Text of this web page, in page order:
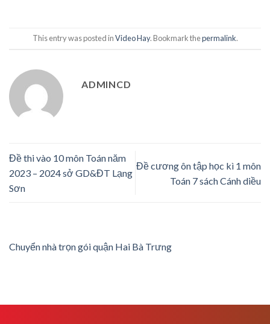
This entry was posted inVideo Hay. Bookmark thepermalink.
ADMINCD
Đề thi vào 10 môn Toán năm
2023 – 2024 sở GD&ĐT Lạng
Sơn
Đề cương ôn tập học kì 1 môn
Toán 7 sách Cánh diều
Chuyển nhà trọn gói quận Hai Bà Trưng